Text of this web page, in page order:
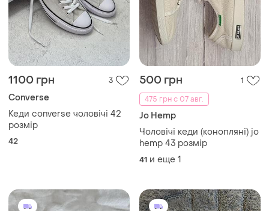
1100 грн 3
Converse
Кеди converse чоловічі 42
розмір
42
500 грн
1
475 грн с 07 авг.
Jo Hemp
Чоловічі кеди (конопляні) jo
hemp 43 розмір
41 и еще 1